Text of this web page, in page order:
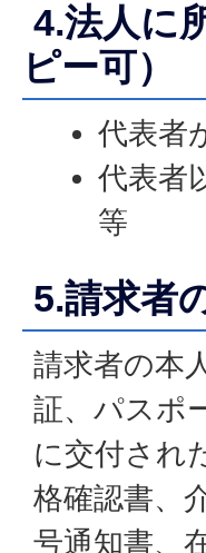
4.法人に
ピー可）
代表者
代表者
等
5.請求者
請求者の本
証、パスポ
に交付され
格確認書、
号通知書、